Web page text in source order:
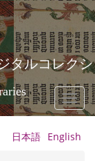
タルコレクシ
Toggle
日本語 English